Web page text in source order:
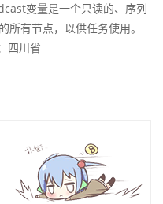
变量是一个只读的、序列
有节点，以供任务使用。
四川省